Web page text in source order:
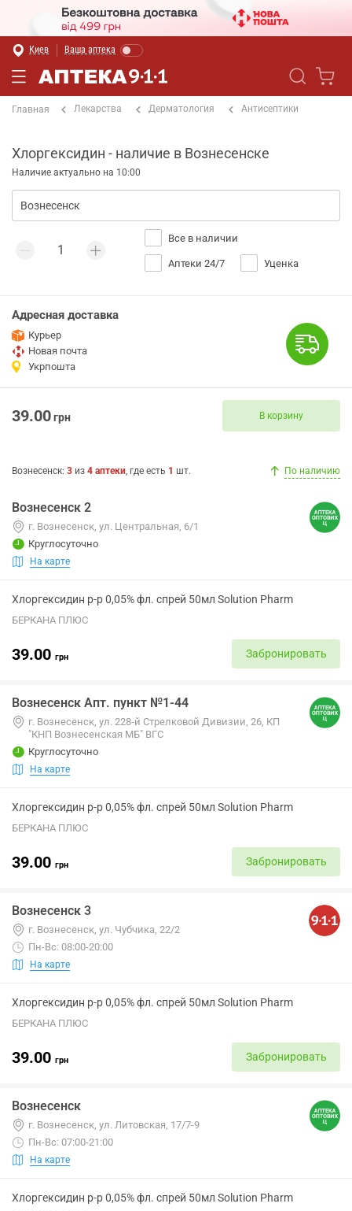
Киев Ваша аптека
Главная Лекарства Дерматология Антисептики
Хлоргексидин - наличие в Вознесенске
Наличие актуально на 10:00
Все в наличии
Аптеки 24/7 Уценка
Адресная доставка
Курьер
Новая почта
Укрпошта
39.00грн В корзину
Вознесенск: 3 из 4 аптеки, где есть 1 шт. По наличию
Вознесенск 2
г. Вознесенск, ул. Центральная, 6/1
Круглосуточно
На карте
Хлоргексидин р-р 0,05% фл. спрей 50мл Solution Pharm
БЕРКАНА ПЛЮС
39.00 грн Забронировать
Вознесенск Апт. пункт №1-44
г. Вознесенск, ул. 228-й Стрелковой Дивизии, 26, КП
"КНП Вознесенская МБ" ВГС
Круглосуточно
На карте
Хлоргексидин р-р 0,05% фл. спрей 50мл Solution Pharm
БЕРКАНА ПЛЮС
39.00 грн Забронировать
Вознесенск 3
г. Вознесенск, ул. Чубчика, 22/2
Пн-Вс: 08:00-20:00
На карте
Хлоргексидин р-р 0,05% фл. спрей 50мл Solution Pharm
БЕРКАНА ПЛЮС
39.00 грн Забронировать
Вознесенск
г. Вознесенск, ул. Литовская, 17/7-9
Пн-Вс: 07:00-21:00
На карте
Хлоргексидин р-р 0,05% фл. спрей 50мл Solution Pharm